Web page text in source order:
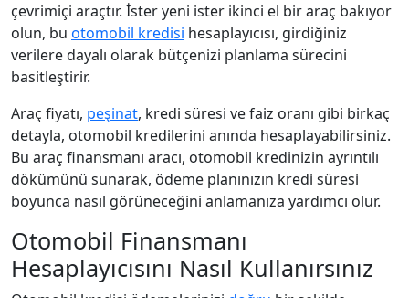
çevrimiçi araçtır. İster yeni ister ikinci el bir araç bakıyor
olun, bu otomobil kredisi hesaplayıcısı, girdiğiniz
verilere dayalı olarak bütçenizi planlama sürecini
basitleştirir.
Araç fiyatı, peşinat, kredi süresi ve faiz oranı gibi birkaç
detayla, otomobil kredilerini anında hesaplayabilirsiniz.
Bu araç finansmanı aracı, otomobil kredinizin ayrıntılı
dökümünü sunarak, ödeme planınızın kredi süresi
boyunca nasıl görüneceğini anlamanıza yardımcı olur.
Otomobil Finansmanı
Hesaplayıcısını Nasıl Kullanırsınız